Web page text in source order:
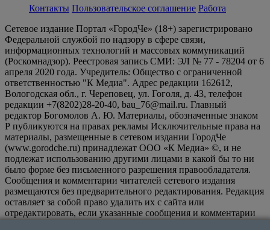
Контакты Пользовательское соглашение Работа
Сетевое издание Портал «ГородЧе» (18+) зарегистрировано
Федеральной службой по надзору в сфере связи,
информационных технологий и массовых коммуникаций
(Роскомнадзор). Реестровая запись СМИ: ЭЛ № 77 - 78204 от 6
апреля 2020 года. Учредитель: Общество с ограниченной
ответственностью "К Медиа". Адрес редакции 162612,
Вологодская обл., г. Череповец, ул. Гоголя, д. 43, телефон
редакции +7(8202)28-20-40, bau_76@mail.ru. Главный
редактор Богомолов А. Ю. Материалы, обозначенные знаком
Р публикуются на правах рекламы Исключительные права на
материалы, размещенные в сетевом издании ГородЧе
(www.gorodche.ru) принадлежат ООО «К Медиа» ©, и не
подлежат использованию другими лицами в какой бы то ни
было форме без письменного разрешения правообладателя.
Сообщения и комментарии читателей сетевого издания
размещаются без предварительного редактирования. Редакция
оставляет за собой право удалить их с сайта или
отредактировать, если указанные сообщения и комментарии